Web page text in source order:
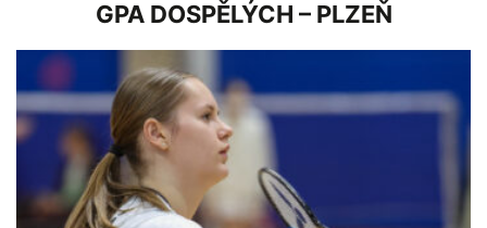
GPA DOSPĚLÝCH – PLZEŇ